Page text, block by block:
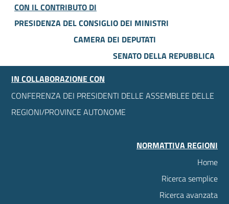
CON IL CONTRIBUTO DI
PRESIDENZA DEL CONSIGLIO DEI MINISTRI
CAMERA DEI DEPUTATI
SENATO DELLA REPUBBLICA
IN COLLABORAZIONE CON
CONFERENZA DEI PRESIDENTI DELLE ASSEMBLEE DELLE
REGIONI/PROVINCE AUTONOME
NORMATTIVA REGIONI
Home
Ricerca semplice
Ricerca avanzata